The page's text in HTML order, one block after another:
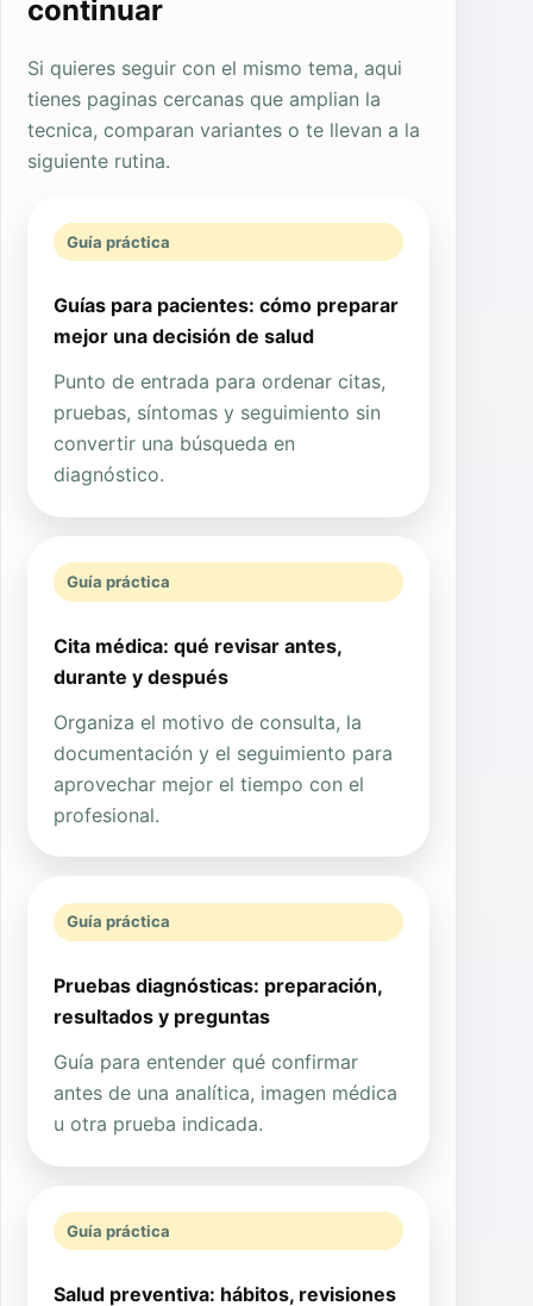
continuar
Si quieres seguir con el mismo tema, aqui
tienes paginas cercanas que amplian la
tecnica, comparan variantes o te llevan a la
siguiente rutina.
Guía práctica
Guías para pacientes: cómo preparar
mejor una decisión de salud
Punto de entrada para ordenar citas,
pruebas, síntomas y seguimiento sin
convertir una búsqueda en
diagnóstico.
Guía práctica
Cita médica: qué revisar antes,
durante y después
Organiza el motivo de consulta, la
documentación y el seguimiento para
aprovechar mejor el tiempo con el
profesional.
Guía práctica
Pruebas diagnósticas: preparación,
resultados y preguntas
Guía para entender qué confirmar
antes de una analítica, imagen médica
u otra prueba indicada.
Guía práctica
Salud preventiva: hábitos, revisiones